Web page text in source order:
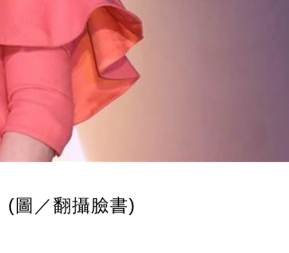
(圖／翻攝臉書)